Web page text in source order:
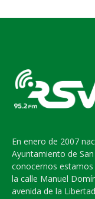
En enero de 2007
Ayuntamiento de
conocernos
la calle Manuel
avenida de la